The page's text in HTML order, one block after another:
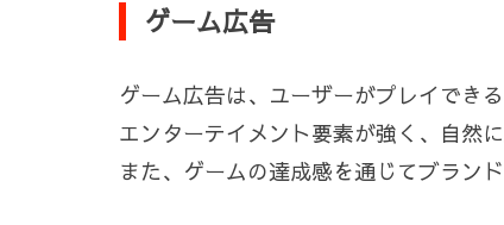
ゲーム広告
ゲーム広告は、ユーザーがプレイでき
エンターテイメント要素が強く、自然
また、ゲームの達成感を通じてブラン